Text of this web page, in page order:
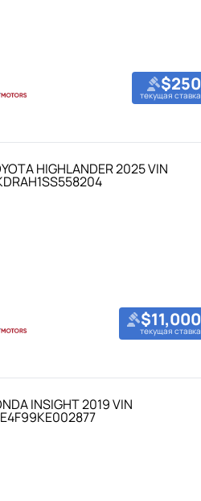
$250
текущая ставка
$11,000
текущая ставка